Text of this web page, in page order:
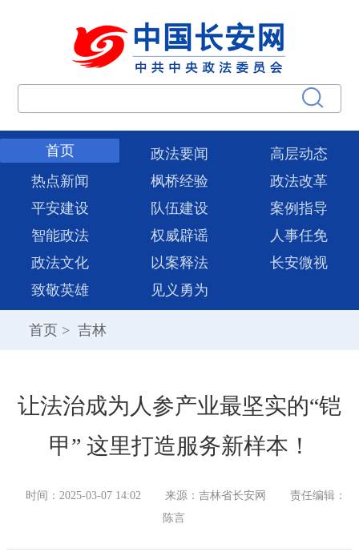
首页 政法要闻
高层动态
热点新闻
枫桥经验
政法改革
平安建设
队伍建设
案例指导
智能政法
权威辟谣
人事任免
政法文化
以案释法
长安微视
致敬英雄
见义勇为
首页 > 吉林
让法治成为人参产业最坚实的“铠
甲” 这里打造服务新样本！
时间：2025-03-07 14:02 来源：吉林省长安网
责任编辑：
陈言